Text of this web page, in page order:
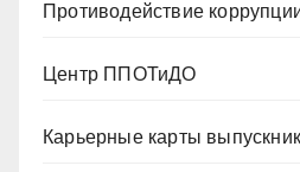
Противодействие
Центр ППОТиДО
Карьерные карты